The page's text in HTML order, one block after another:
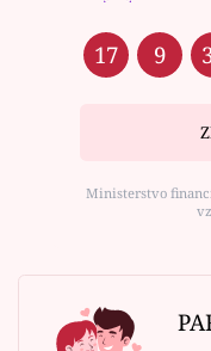
17 9
Ministerstvo